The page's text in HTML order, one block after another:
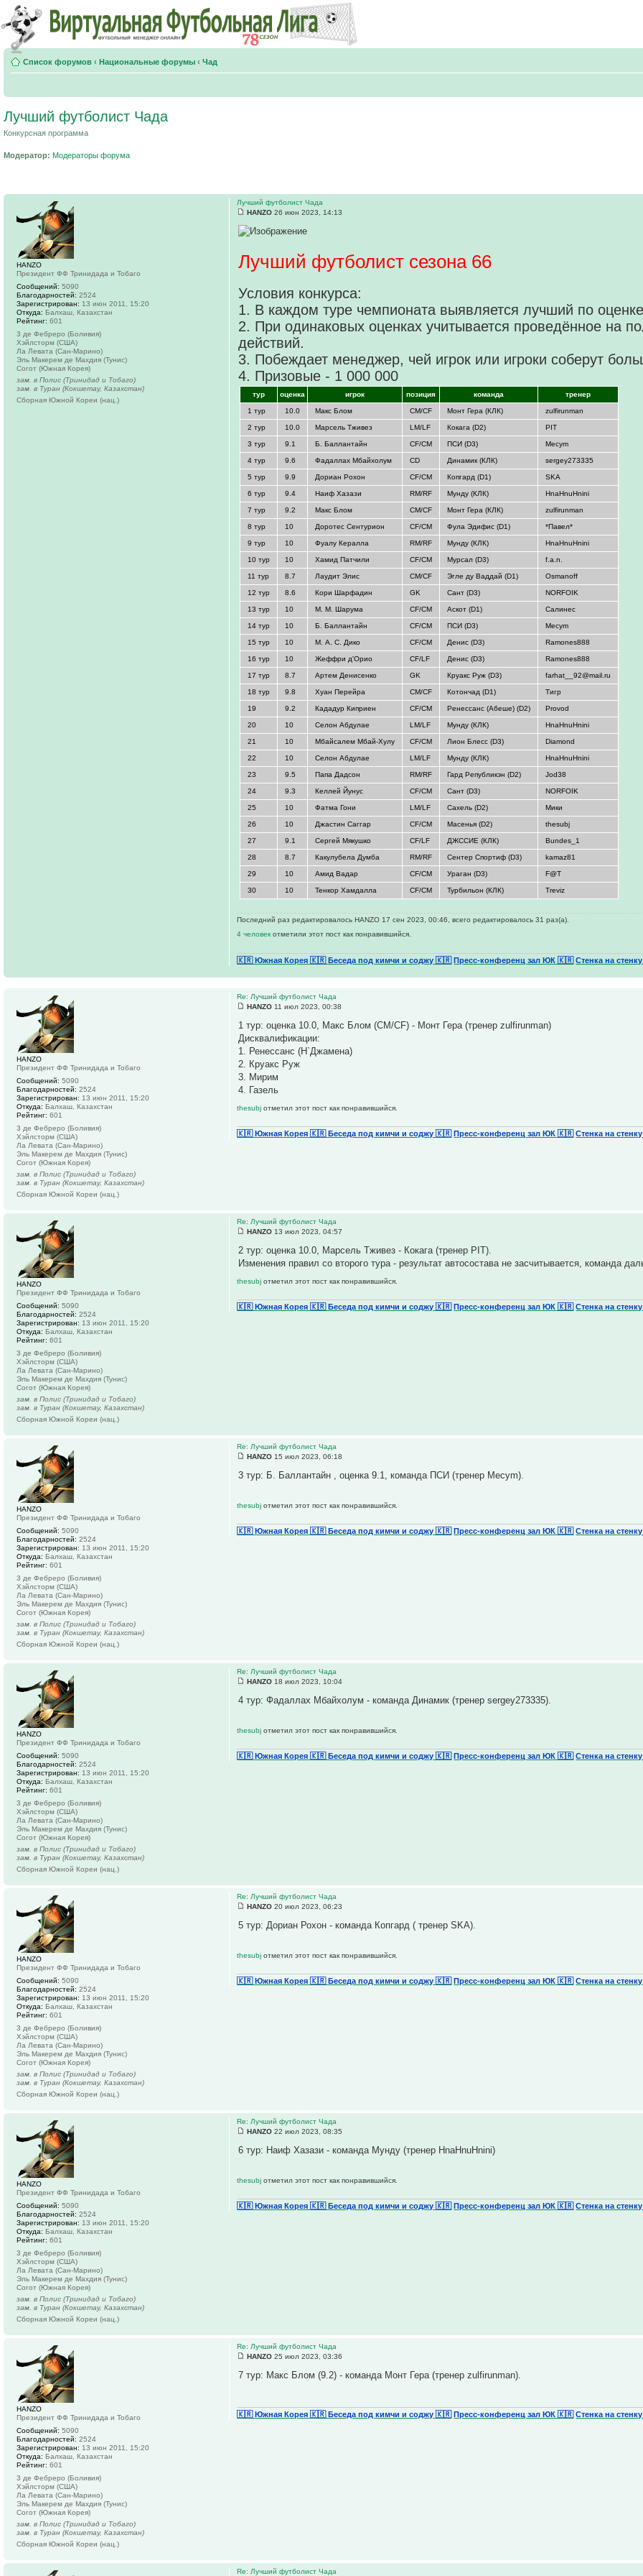
Список форумов ‹ Национальные форумы ‹ Чад
Лучший футболист Чада
Конкурсная программа
Модератор: Модераторы форума
Лучший футболист Чада
HANZO 26 июн 2023, 14:13
Лучший футболист сезона 66
Условия конкурса:
1. В каждом туре чемпионата выявляется лучший по оценке
2. При одинаковых оценках учитывается проведённое на
действий.
3. Побеждает менеджер, чей игрок или игроки соберут
4. Призовые - 1 000 000
тур оценка игрок позиция команда тренер
1 тур 10.0 Макс Блом CM/CF Монт Гера (КЛК) zulfirunman
2 тур 10.0 Марсель Тживез LM/LF Кокага (D2) PIT
3 тур 9.1 Б. Баллантайн CF/CM ПСИ (D3) Mecym
4 тур 9.6 Фадаллах Мбайхолум CD Динамик (КЛК) sergey273335
5 тур 9.9 Дориан Рохон CF/CM Копгард (D1) SKA
6 тур 9.4 Наиф Хазази RM/RF Мунду (КЛК) HnaHnuHnini
7 тур 9.2 Макс Блом CM/CF Монт Гера (КЛК) zulfirunman
8 тур 10 Доротес Сентурион CF/CM Фула Эдифис (D1) *Павел*
9 тур 10 Фуалу Кералла RM/RF Мунду (КЛК) HnaHnuHnini
10 тур 10 Хамид Патчили CF/CM Мурсал (D3) f.а.n.
11 тур 8.7 Лаудит Элис CM/CF Эгле ду Ваддай (D1) Оsmanoff
12 тур 8.6 Кори Шарфадин GK Сант (D3) NORFOIK
13 тур 10 М. М. Шарума CF/CM Аскот (D1) Салинес
14 тур 10 Б. Баллантайн CF/CM ПСИ (D3) Mecym
15 тур 10 М. А. С. Дико CF/CM Денис (D3) Ramones888
16 тур 10 Жеффри д'Орио CF/LF Денис (D3) Ramones888
17 тур 8.7 Артем Денисенко GK Круакс Руж (D3) farhat__92@mail.ru
18 тур 9.8 Хуан Перейра СМ/CF Котончад (D1) Тигр
19 9.2 Кададур Киприен CF/СМ Ренессанс (Абеше) (D2) Provod
20 10 Селон Абдулае LM/LF Мунду (КЛК) HnaHnuHnini
21 10 Мбайсалем Мбай-Хулу CF/СМ Лион Блесс (D3) Diamond
22 10 Селон Абдулае LM/LF Мунду (КЛК) HnaHnuHnini
23 9.5 Папа Дадсон RM/RF Гард Републикэн (D2) Jod38
24 9.3 Келлей Йунус CF/CM Сант (D3) NORFOIK
25 10 Фатма Гони LM/LF Сахель (D2) Мики
26 10 Джастин Саггар CF/CM Масенья (D2) thesubj
27 9.1 Сергей Мякушко CF/LF ДЖССИЕ (КЛК) Bundes_1
28 8.7 Какулубела Думба RM/RF Сентер Спортиф (D3) kamaz81
29 10 Амид Вадар CF/CM Ураган (D3) F@T
30 10 Тенкор Хамдалла CF/CM Турбильон (КЛК) Treviz
Последний раз редактировалось HANZO 17 сен 2023, 00:46, всего редактировалось 31 раз(а).
4 человекотметили этот пост как понравившийся.
🇰🇷 Южная Корея🇰🇷 Беседа под кимчи и соджу 🇰🇷 Пресс-конференц зал ЮК 🇰🇷 Стенка на
HANZO
Президент ФФ Тринидада и Тобаго
Сообщений: 5090
Благодарностей: 2524
Зарегистрирован: 13 июн 2011, 15:20
Откуда: Балхаш, Казахстан
Рейтинг: 601
3 де Фебреро (Боливия)
Хэйлсторм (США)
Ла Левата (Сан-Марино)
Эль Макерем де Махдия (Тунис)
Согот (Южная Корея)
зам. в Полис (Тринидад и Тобаго)
зам. в Туран (Кокшетау, Казахстан)
Сборная Южной Кореи (нац.)
Re: Лучший футболист Чада
HANZO 11 июл 2023, 00:38
1 тур: оценка 10.0, Макс Блом (CM/CF) - Монт Гера (тренер zulfirunman)
Дисквалификации:
1. Ренессанс (Н`Джамена)
2. Круакс Руж
3. Мирим
4. Газель
thesubjотметил этот пост как понравившийся.
🇰🇷 Южная Корея🇰🇷 Беседа под кимчи и соджу 🇰🇷 Пресс-конференц зал ЮК 🇰🇷 Стенка на
HANZO
Президент ФФ Тринидада и Тобаго
Сообщений: 5090
Благодарностей: 2524
Зарегистрирован: 13 июн 2011, 15:20
Откуда: Балхаш, Казахстан
Рейтинг: 601
3 де Фебреро (Боливия)
Хэйлсторм (США)
Ла Левата (Сан-Марино)
Эль Макерем де Махдия (Тунис)
Согот (Южная Корея)
зам. в Полис (Тринидад и Тобаго)
зам. в Туран (Кокшетау, Казахстан)
Сборная Южной Кореи (нац.)
Re: Лучший футболист Чада
HANZO 13 июл 2023, 04:57
2 тур: оценка 10.0, Марсель Тживез - Кокага (тренер PIT).
Изменения правил со второго тура - результат автосостава не засчитывается, команда
thesubjотметил этот пост как понравившийся.
🇰🇷 Южная Корея🇰🇷 Беседа под кимчи и соджу 🇰🇷 Пресс-конференц зал ЮК 🇰🇷 Стенка на
HANZO
Президент ФФ Тринидада и Тобаго
Сообщений: 5090
Благодарностей: 2524
Зарегистрирован: 13 июн 2011, 15:20
Откуда: Балхаш, Казахстан
Рейтинг: 601
3 де Фебреро (Боливия)
Хэйлсторм (США)
Ла Левата (Сан-Марино)
Эль Макерем де Махдия (Тунис)
Согот (Южная Корея)
зам. в Полис (Тринидад и Тобаго)
зам. в Туран (Кокшетау, Казахстан)
Сборная Южной Кореи (нац.)
Re: Лучший футболист Чада
HANZO 15 июл 2023, 06:18
3 тур: Б. Баллантайн , оценка 9.1, команда ПСИ (тренер Mecym).
thesubjотметил этот пост как понравившийся.
🇰🇷 Южная Корея🇰🇷 Беседа под кимчи и соджу 🇰🇷 Пресс-конференц зал ЮК 🇰🇷 Стенка на
HANZO
Президент ФФ Тринидада и Тобаго
Сообщений: 5090
Благодарностей: 2524
Зарегистрирован: 13 июн 2011, 15:20
Откуда: Балхаш, Казахстан
Рейтинг: 601
3 де Фебреро (Боливия)
Хэйлсторм (США)
Ла Левата (Сан-Марино)
Эль Макерем де Махдия (Тунис)
Согот (Южная Корея)
зам. в Полис (Тринидад и Тобаго)
зам. в Туран (Кокшетау, Казахстан)
Сборная Южной Кореи (нац.)
Re: Лучший футболист Чада
HANZO 18 июл 2023, 10:04
4 тур: Фадаллах Мбайхолум - команда Динамик (тренер sergey273335).
thesubjотметил этот пост как понравившийся.
🇰🇷 Южная Корея🇰🇷 Беседа под кимчи и соджу 🇰🇷 Пресс-конференц зал ЮК 🇰🇷 Стенка на
HANZO
Президент ФФ Тринидада и Тобаго
Сообщений: 5090
Благодарностей: 2524
Зарегистрирован: 13 июн 2011, 15:20
Откуда: Балхаш, Казахстан
Рейтинг: 601
3 де Фебреро (Боливия)
Хэйлсторм (США)
Ла Левата (Сан-Марино)
Эль Макерем де Махдия (Тунис)
Согот (Южная Корея)
зам. в Полис (Тринидад и Тобаго)
зам. в Туран (Кокшетау, Казахстан)
Сборная Южной Кореи (нац.)
Re: Лучший футболист Чада
HANZO 20 июл 2023, 06:23
5 тур: Дориан Рохон - команда Копгард ( тренер SKA).
thesubjотметил этот пост как понравившийся.
🇰🇷 Южная Корея🇰🇷 Беседа под кимчи и соджу 🇰🇷 Пресс-конференц зал ЮК 🇰🇷 Стенка на
HANZO
Президент ФФ Тринидада и Тобаго
Сообщений: 5090
Благодарностей: 2524
Зарегистрирован: 13 июн 2011, 15:20
Откуда: Балхаш, Казахстан
Рейтинг: 601
3 де Фебреро (Боливия)
Хэйлсторм (США)
Ла Левата (Сан-Марино)
Эль Макерем де Махдия (Тунис)
Согот (Южная Корея)
зам. в Полис (Тринидад и Тобаго)
зам. в Туран (Кокшетау, Казахстан)
Сборная Южной Кореи (нац.)
Re: Лучший футболист Чада
HANZO 22 июл 2023, 08:35
6 тур: Наиф Хазази - команда Мунду (тренер HnaHnuHnini)
thesubjотметил этот пост как понравившийся.
🇰🇷 Южная Корея🇰🇷 Беседа под кимчи и соджу 🇰🇷 Пресс-конференц зал ЮК 🇰🇷 Стенка на
HANZO
Президент ФФ Тринидада и Тобаго
Сообщений: 5090
Благодарностей: 2524
Зарегистрирован: 13 июн 2011, 15:20
Откуда: Балхаш, Казахстан
Рейтинг: 601
3 де Фебреро (Боливия)
Хэйлсторм (США)
Ла Левата (Сан-Марино)
Эль Макерем де Махдия (Тунис)
Согот (Южная Корея)
зам. в Полис (Тринидад и Тобаго)
зам. в Туран (Кокшетау, Казахстан)
Сборная Южной Кореи (нац.)
Re: Лучший футболист Чада
HANZO 25 июл 2023, 03:36
7 тур: Макс Блом (9.2) - команда Монт Гера (тренер zulfirunman).
🇰🇷 Южная Корея🇰🇷 Беседа под кимчи и соджу 🇰🇷 Пресс-конференц зал ЮК 🇰🇷 Стенка на
HANZO
Президент ФФ Тринидада и Тобаго
Сообщений: 5090
Благодарностей: 2524
Зарегистрирован: 13 июн 2011, 15:20
Откуда: Балхаш, Казахстан
Рейтинг: 601
3 де Фебреро (Боливия)
Хэйлсторм (США)
Ла Левата (Сан-Марино)
Эль Макерем де Махдия (Тунис)
Согот (Южная Корея)
зам. в Полис (Тринидад и Тобаго)
зам. в Туран (Кокшетау, Казахстан)
Сборная Южной Кореи (нац.)
Re: Лучший футболист Чада